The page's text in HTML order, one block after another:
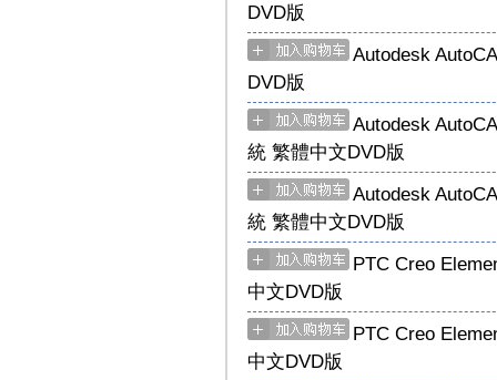
DVD版
Autodesk
DVD版
Autodesk
統 繁體中文DVD版
Autodesk
統 繁體中文DVD版
PTC Creo
中文DVD版
PTC Creo
中文DVD版